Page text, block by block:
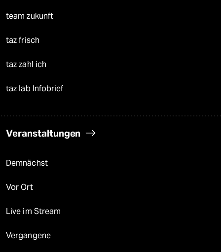
team zukunft
taz frisch
taz zahl ich
taz lab Infobrief
Veranstaltungen
Demnächst
Vor Ort
Live im Stream
Vergangene